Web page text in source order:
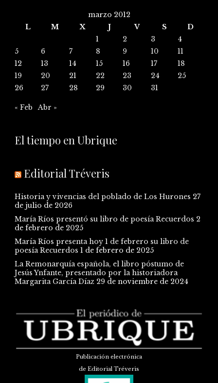
marzo 2012
L
M X J V S
D
1
2 3
4
5
6 7 8 9 10
11
12
13 14 15 16 17
18
19
20 21 22 23 24
25
26
27 28 29 30 31
« Feb Abr »
El tiempo en Ubrique
Editorial Tréveris
Historia y vivencias del poblado de Los Hurones 27
de julio de 2026
María Ríos presentó su libro de poesía Recuerdos 2
de febrero de 2025
María Ríos presenta hoy 1 de febrero su libro de
poesía Recuerdos 1 de febrero de 2025
La Remonarquía española, el libro póstumo de
Jesús Ynfante, presentado por la historiadora
Margarita García Díaz 29 de noviembre de 2024
Publicación electrónica
de Editorial Tréveris